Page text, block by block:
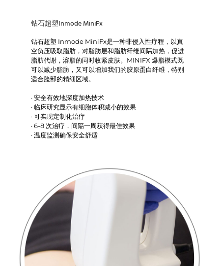
钻石超塑Inmode MiniFx
钻石超塑 Inmode MiniFx是一种非侵入性疗程，以真
空负压吸取脂肪，对脂肪层和脂肪纤维间隔加热，促进
脂肪代谢，溶脂的同时收紧皮肤。MINIFX 爆脂模式既
可以减少脂肪，又可以增加我们的胶原蛋白纤维，特别
适合脸部的精细区域。
· 安全有效地深度加热技术
· 临床研究显示有细胞体积减小的效果
· 可实现定制化治疗
· 6-8 次治疗，间隔一周获得最佳效果
· 温度监测确保安全舒适